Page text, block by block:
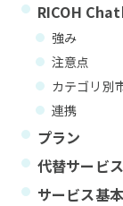
RICOH
強み
注意点
カテゴリ別
連携
プラン
代替サービス
サービス基